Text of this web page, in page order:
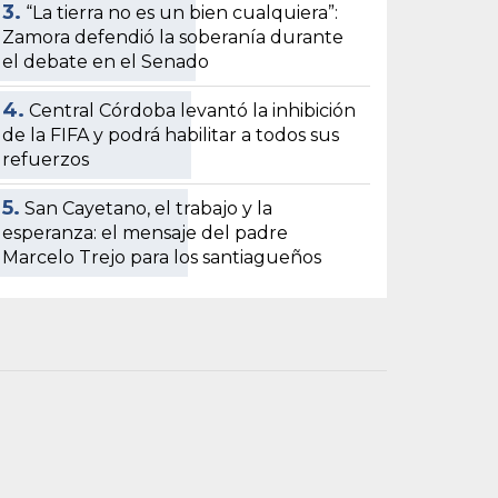
3. “La tierra no es un bien cualquiera”:
Zamora defendió la soberanía durante
el debate en el Senado
4. Central Córdoba levantó la inhibición
de la FIFA y podrá habilitar a todos sus
refuerzos
5. San Cayetano, el trabajo y la
esperanza: el mensaje del padre
Marcelo Trejo para los santiagueños